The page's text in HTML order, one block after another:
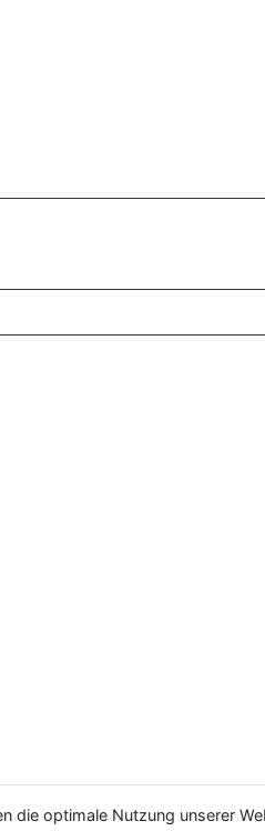
ZULETZT ANGESEHENE
die optimale Nutzung unserer